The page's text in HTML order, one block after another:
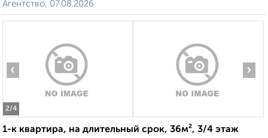
Агентство, 07.08.2026
2/4
‹ ›
1-к квартира, на длительный срок, 36м², 3/4 этаж